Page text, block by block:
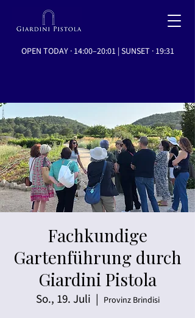
OPEN TODAY · 14:00–20:01 | SUNSET · 19:31
Fachkundige
Gartenführung durch
Giardini Pistola
So., 19. Juli
  |
Provinz Brindisi